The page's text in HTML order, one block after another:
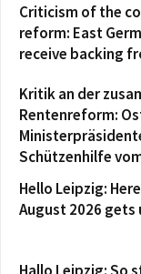
Criticism of the
reform: East
receive backing
Kritik an der
Rentenreform:
Schützenhilfe
Hello Leipzig:
August 2026 gets